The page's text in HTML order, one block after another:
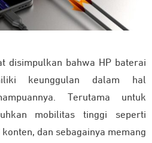
disimpulkan bahwa HP baterai
keunggulan dalam hal
Terutama untuk
mobilitas tinggi seperti
dan sebagainya memang